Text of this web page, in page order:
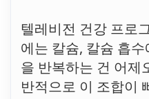
텔레비전 건강 프로
에는 칼슘, 칼슘 흡
을 반복하는 건 어제
반적으로 이 조합이